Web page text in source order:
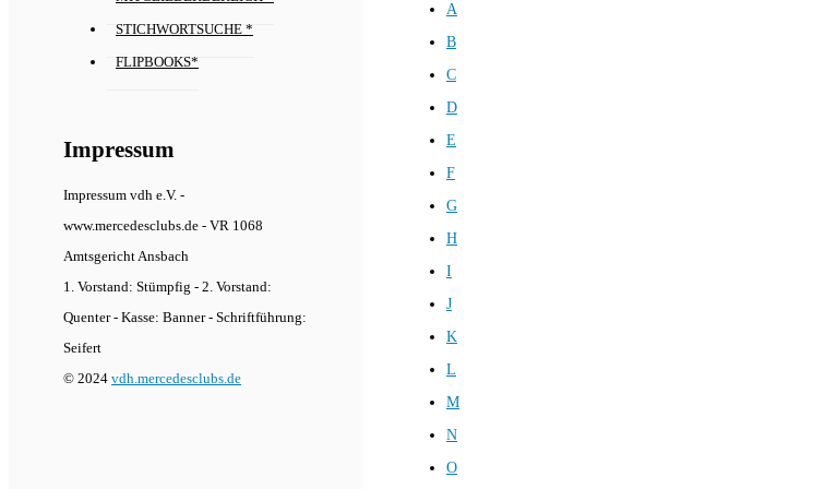
STICHWORTSUCHE *
FLIPBOOKS*
Impressum
Impressum vdh e.V. -
www.mercedesclubs.de - VR 1068
Amtsgericht Ansbach
1. Vorstand: Stümpfig - 2. Vorstand:
Quenter - Kasse: Banner - Schriftführung:
Seifert
© 2024 vdh.mercedesclubs.de
A
B
C
D
E
F
G
H
I
J
K
L
M
N
O